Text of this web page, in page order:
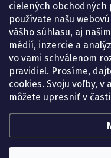
cielených obchodných
používate našu
vášho súhlasu, aj
médií, inzercie a
vo vami schválenom
pravidiel. Prosíme,
cookies. Svoju voľby,
môžete upresniť v
KONTAKT
eshop@
+421 948 203 203
Nájdete nás na
lekarenadonai/